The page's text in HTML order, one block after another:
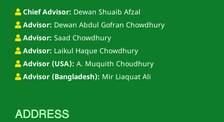
Chief Advisor: Dewan Shuaib Afzal
Advisor: Dewan Abdul Gofran Chowdhury
Advisor: Saad Chowdhury
Advisor: Laikul Haque Chowdhury
Advisor (USA): A. Muquith Choudhury
Advisor (Bangladesh): Mir Liaquat Ali
ADDRESS